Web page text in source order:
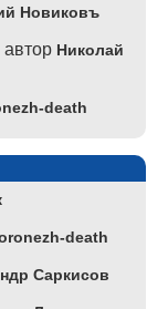
Новиковъ
автор Николай
death
death
Саркисов